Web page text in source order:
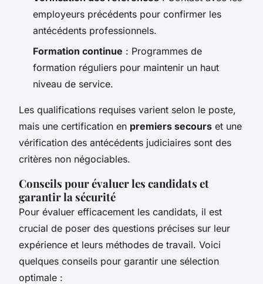
employeurs précédents pour confirmer les
antécédents professionnels.
Formation continue : Programmes de
formation réguliers pour maintenir un haut
niveau de service.
Les qualifications requises varient selon le poste,
mais une certification en premiers secours et une
vérification des antécédents judiciaires sont des
critères non négociables.
Conseils pour évaluer les candidats et
garantir la sécurité
Pour évaluer efficacement les candidats, il est
crucial de poser des questions précises sur leur
expérience et leurs méthodes de travail. Voici
quelques conseils pour garantir une sélection
optimale :